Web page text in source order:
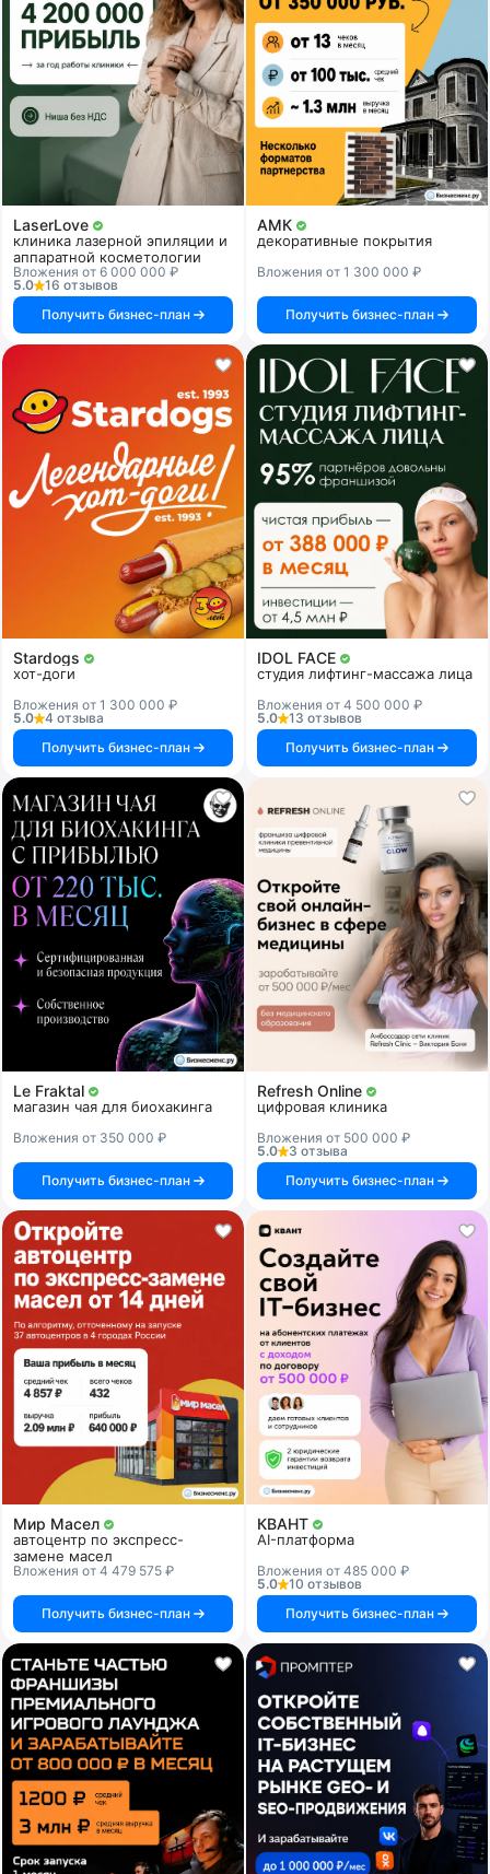
LaserLove
клиника лазерной эпиляции и
аппаратной косметологии
Вложения от 6 000 000 ₽
5.0
16 отзывов
Получить бизнес-план
АМК
декоративные покрытия
Вложения от 1 300 000 ₽
Получить бизнес-план
Stardogs
хот-доги
Вложения от 1 300 000 ₽
5.0
4 отзыва
Получить бизнес-план
IDOL FACE
студия лифтинг-массажа лица
Вложения от 4 500 000 ₽
5.0
13 отзывов
Получить бизнес-план
Le Fraktal
магазин чая для биохакинга
Вложения от 350 000 ₽
Получить бизнес-план
Refresh Online
цифровая клиника
Вложения от 500 000 ₽
5.0
3 отзыва
Получить бизнес-план
Мир Масел
автоцентр по экспресс-
замене масел
Вложения от 4 479 575 ₽
Получить бизнес-план
КВАНТ
AI-платформа
Вложения от 485 000 ₽
5.0
10 отзывов
Получить бизнес-план